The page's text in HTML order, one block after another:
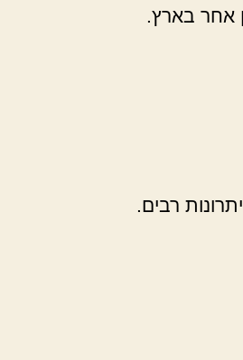
אחר בארץ.
רבים.